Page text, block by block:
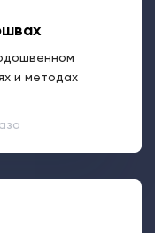
и методах